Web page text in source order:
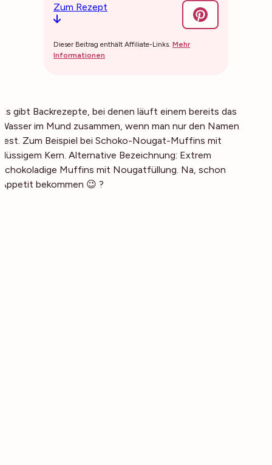
Zum Rezept
Dieser Beitrag enthält Affiliate-Links. Mehr
Informationen
Es gibt Backrezepte, bei denen läuft einem bereits das
Wasser im Mund zusammen, wenn man nur den Namen
liest. Zum Beispiel bei Schoko-Nougat-Muffins mit
flüssigem Kern. Alternative Bezeichnung: Extrem
schokoladige Muffins mit Nougatfüllung. Na, schon
Appetit bekommen 😉 ?